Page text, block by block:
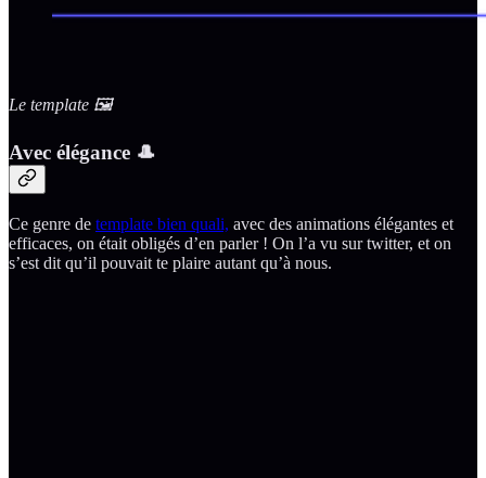
Le template 🖼
Avec élégance 🎩
Ce genre de template bien quali, avec des animations élégantes et
efficaces, on était obligés d’en parler ! On l’a vu sur twitter, et on
s’est dit qu’il pouvait te plaire autant qu’à nous.